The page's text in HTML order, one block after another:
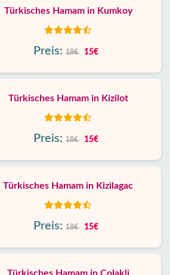
Türkisches Hamam in Kumkoy
Preis: 18€ 15€
Türkisches Hamam in Kizilot
Preis: 18€ 15€
Türkisches Hamam in Kizilagac
Preis: 18€ 15€